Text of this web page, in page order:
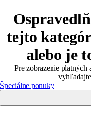
tejto
alebo je
Pre zobrazenie platných
Špeciálne ponuky